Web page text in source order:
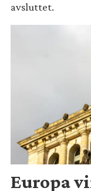
avsluttet.
Europa